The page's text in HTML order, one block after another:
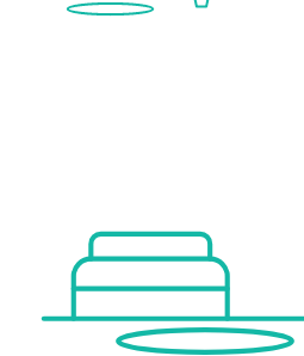
Universität <500m
Höhere Schule <750m
Nahversorgung
Supermarkt <250m